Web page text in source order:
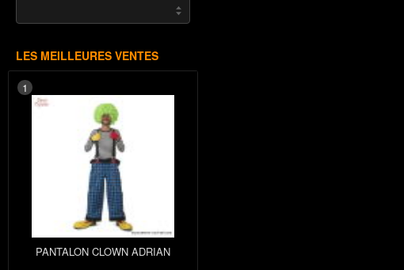
LES MEILLEURES VENTES
1
PANTALON CLOWN ADRIAN